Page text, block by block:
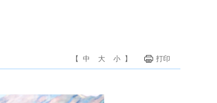
【 中 大 小 】 打印